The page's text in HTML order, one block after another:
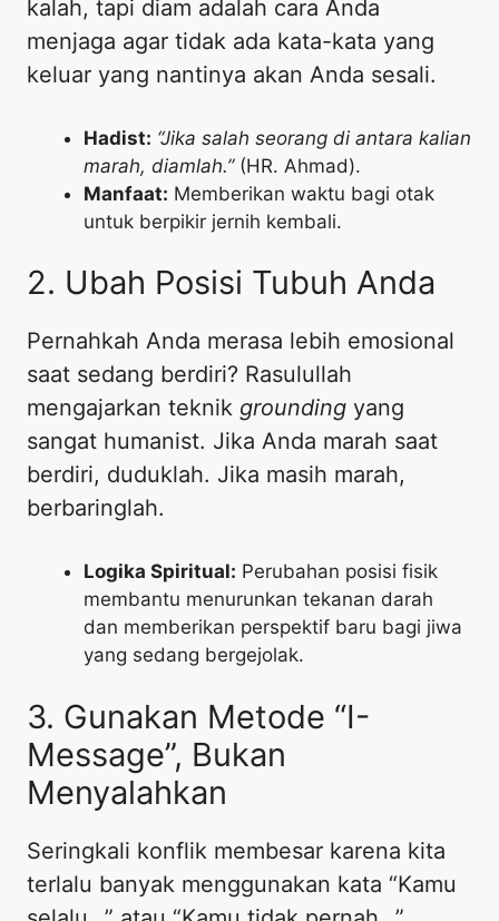
kalah, tapi diam adalah cara Anda
menjaga agar tidak ada kata-kata yang
keluar yang nantinya akan Anda sesali.
Hadist: “Jika salah seorang di antara kalian
marah, diamlah.”(HR. Ahmad).
Manfaat: Memberikan waktu bagi otak
untuk berpikir jernih kembali.
2. Ubah Posisi Tubuh Anda
Pernahkah Anda merasa lebih emosional
saat sedang berdiri? Rasulullah
mengajarkan teknik grounding yang
sangat humanist. Jika Anda marah saat
berdiri, duduklah. Jika masih marah,
berbaringlah.
Logika Spiritual: Perubahan posisi fisik
membantu menurunkan tekanan darah
dan memberikan perspektif baru bagi jiwa
yang sedang bergejolak.
3. Gunakan Metode “I-
Message”, Bukan
Menyalahkan
Seringkali konflik membesar karena kita
terlalu banyak menggunakan kata “Kamu